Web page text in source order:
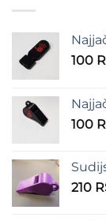
100
100
210